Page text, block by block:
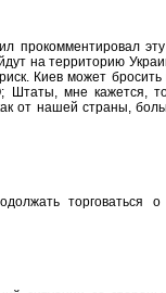
прокомментировал
на территорию
Киев может
мне кажется,
от нашей страны,
торговаться